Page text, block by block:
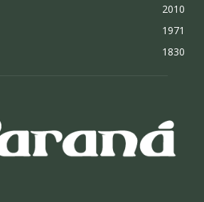
2010
1971
1830